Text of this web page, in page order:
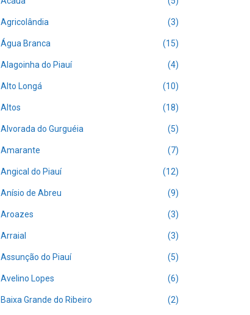
Agricolândia (3)
Água Branca (15)
Alagoinha do Piauí (4)
Alto Longá (10)
Altos (18)
Alvorada do Gurguéia (5)
Amarante (7)
Angical do Piauí (12)
Anísio de Abreu (9)
Aroazes (3)
Arraial (3)
Assunção do Piauí (5)
Avelino Lopes (6)
Baixa Grande do Ribeiro (2)